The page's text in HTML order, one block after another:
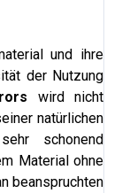
und ihre
der Nutzung
wird nicht
natürlichen
schonend
Material ohne
beanspruchten